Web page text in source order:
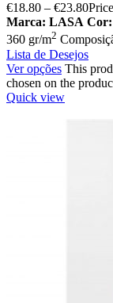
€18.80 – €23.80
Marca: LASA Cor:
360 gr/m2
Lista de Desejos
Ver opções This
chosen on the
Quick view